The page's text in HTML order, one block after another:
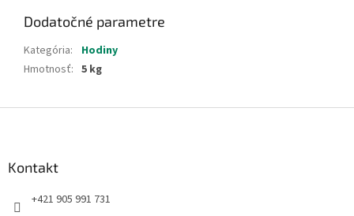
Dodatočné parametre
Kategória:
Hodiny
Hmotnosť: 5 kg
Kontakt
+421 905 991 731